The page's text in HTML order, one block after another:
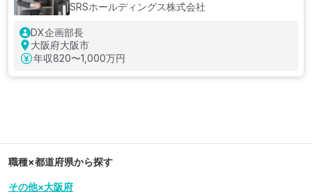
SRSホールディングス株式会社
DX企画部長
大阪府大阪市
年収820〜1,000万円
職種×都道府県から探す
その他×大阪府